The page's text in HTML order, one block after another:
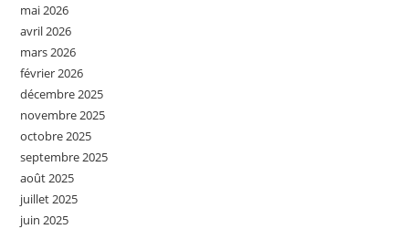
mai 2026
avril 2026
mars 2026
février 2026
décembre 2025
novembre 2025
octobre 2025
septembre 2025
août 2025
juillet 2025
juin 2025